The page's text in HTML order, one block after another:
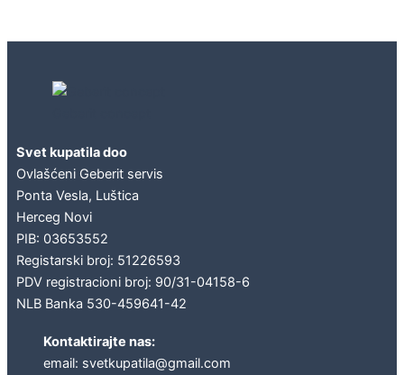
Svet kupatila doo
Ovlašćeni Geberit servis
Ponta Vesla, Luštica
Herceg Novi
PIB: 03653552
Registarski broj: 51226593
PDV registracioni broj: 90/31-04158-6
NLB Banka 530-459641-42
Kontaktirajte nas:
email: svetkupatila@gmail.com